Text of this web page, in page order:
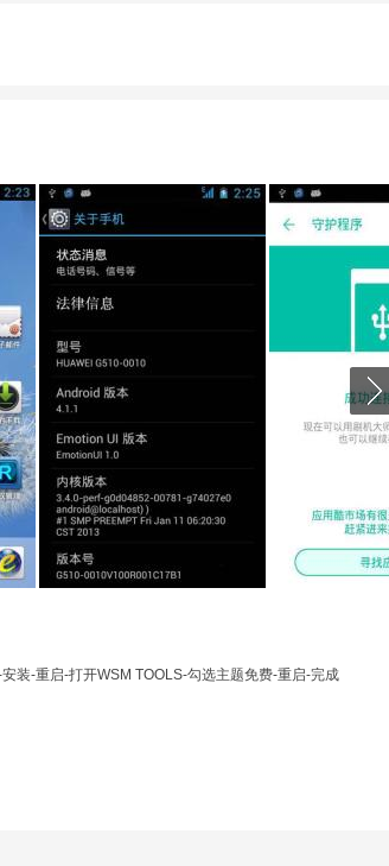
装-重启-打开WSM TOOLS-勾选主题免费-重启-完成